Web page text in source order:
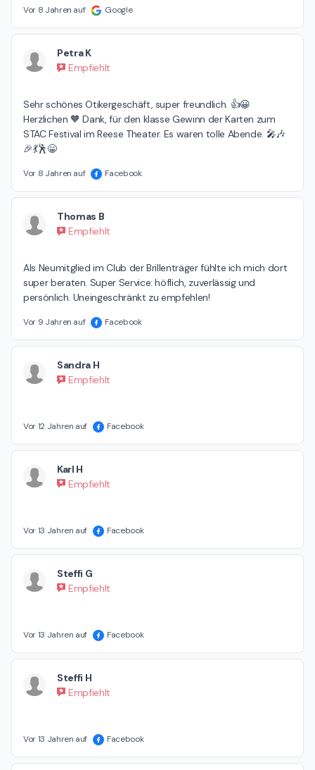
Vor 8 Jahren auf Google
Petra K
Empfiehlt
Sehr schönes Otikergeschäft, super freundlich. 👍😀
Herzlichen 🧡 Dank, für den klasse Gewinn der Karten zum
STAC Festival im Reese Theater. Es waren tolle Abende. 🎤🎶
🎉💃🕺😁
Vor 8 Jahren auf Facebook
Thomas B
Empfiehlt
Als Neumitglied im Club der Brillenträger fühlte ich mich dort
super beraten. Super Service: höflich, zuverlässig und
persönlich. Uneingeschränkt zu empfehlen!
Vor 9 Jahren auf Facebook
Sandra H
Empfiehlt
Vor 12 Jahren auf Facebook
Karl H
Empfiehlt
Vor 13 Jahren auf Facebook
Steffi G
Empfiehlt
Vor 13 Jahren auf Facebook
Steffi H
Empfiehlt
Vor 13 Jahren auf Facebook